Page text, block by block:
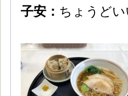
子安： ちょうどい